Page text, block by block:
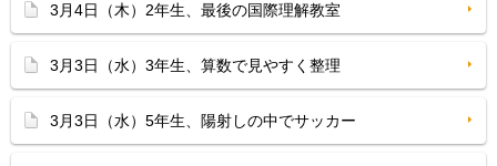
3月4日（木）2年生、最後の国際理解教室
3月3日（水）3年生、算数で見やすく整理
3月3日（水）5年生、陽射しの中でサッカー